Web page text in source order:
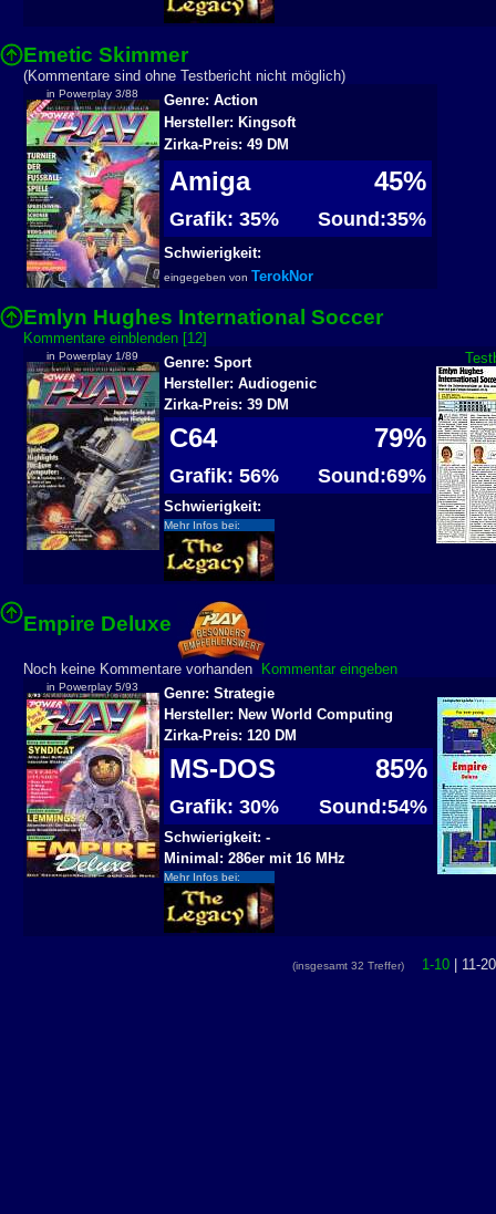
Emetic Skimmer
(Kommentare sind ohne Testbericht nicht möglich)
in Powerplay 3/88
Genre: Action
Hersteller: Kingsoft
Zirka-Preis: 49 DM
Amiga 45%
Grafik: 35% Sound:35%
Schwierigkeit:
eingegeben von TerokNor
Emlyn Hughes International Soccer
Kommentare einblenden [12]
in Powerplay 1/89
Genre: Sport
Hersteller: Audiogenic
Zirka-Preis: 39 DM
C64 79%
Grafik: 56% Sound:69%
Schwierigkeit:
Mehr Infos bei:
Empire Deluxe
Noch keine Kommentare vorhanden Kommentar eingeben
in Powerplay 5/93
Genre: Strategie
Hersteller: New World Computing
Zirka-Preis: 120 DM
MS-DOS 85%
Grafik: 30% Sound:54%
Schwierigkeit: -
Minimal: 286er mit 16 MHz
Mehr Infos bei:
(insgesamt 32 Treffer) 1-10 | 11-